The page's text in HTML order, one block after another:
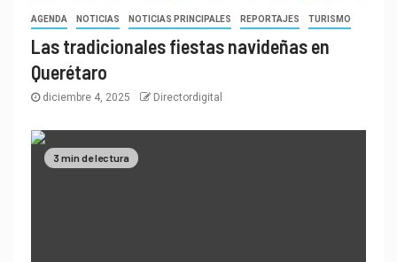
AGENDA NOTICIAS NOTICIAS PRINCIPALES REPORTAJES TURISMO
Las tradicionales fiestas navideñas en
Querétaro
diciembre 4, 2025 Directordigital
3 min de lectura